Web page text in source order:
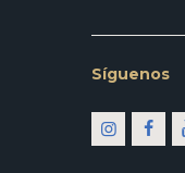
Síguenos